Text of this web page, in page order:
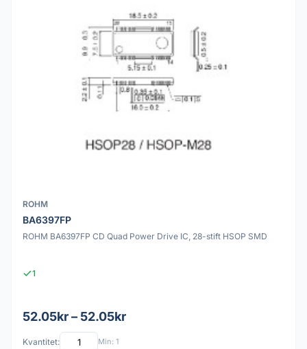
ROHM
BA6397FP
ROHM BA6397FP CD Quad Power Drive IC, 28-stift HSOP SMD
1
52.05kr – 52.05kr
Kvantitet: Min: 1